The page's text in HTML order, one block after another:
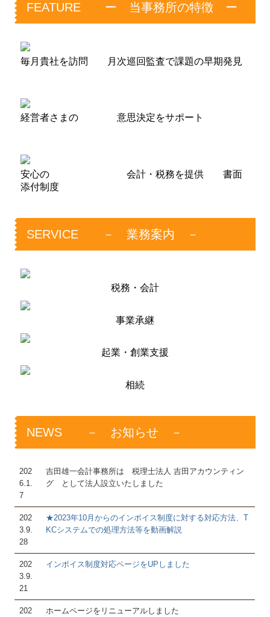
お問合せ
FEATURE ー 当事務所の特徴 ー
毎月貴社を訪問 月次巡回監査で課題の早期発見
経営者さまの意思決定をサポート
安心の 会計・税務を提供 書面
添付制度
SERVICE － 業務案内 －
税務・会計
事業承継
起業・創業支援
相続
NEWS － お知らせ －
202
6.1.
7
吉田雄一会計事務所は 税理士法人 吉田アカウンティン
グ として法人設立いたしました
202
3.9.
28
★2023年10月からのインボイス制度に対する対応方法、T
KCシステムでの処理方法等を動画解説
202
3.9.
21
インボイス制度対応ページをUPしました
202
ホームページをリニューアルしました